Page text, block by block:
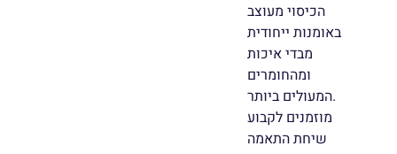
הכיסוי מעוצב
באומנות ייחודית
מבדי איכות
ומהחומרים
המעולים ביותר.
מוזמנים לקבוע
שיחת התאמה